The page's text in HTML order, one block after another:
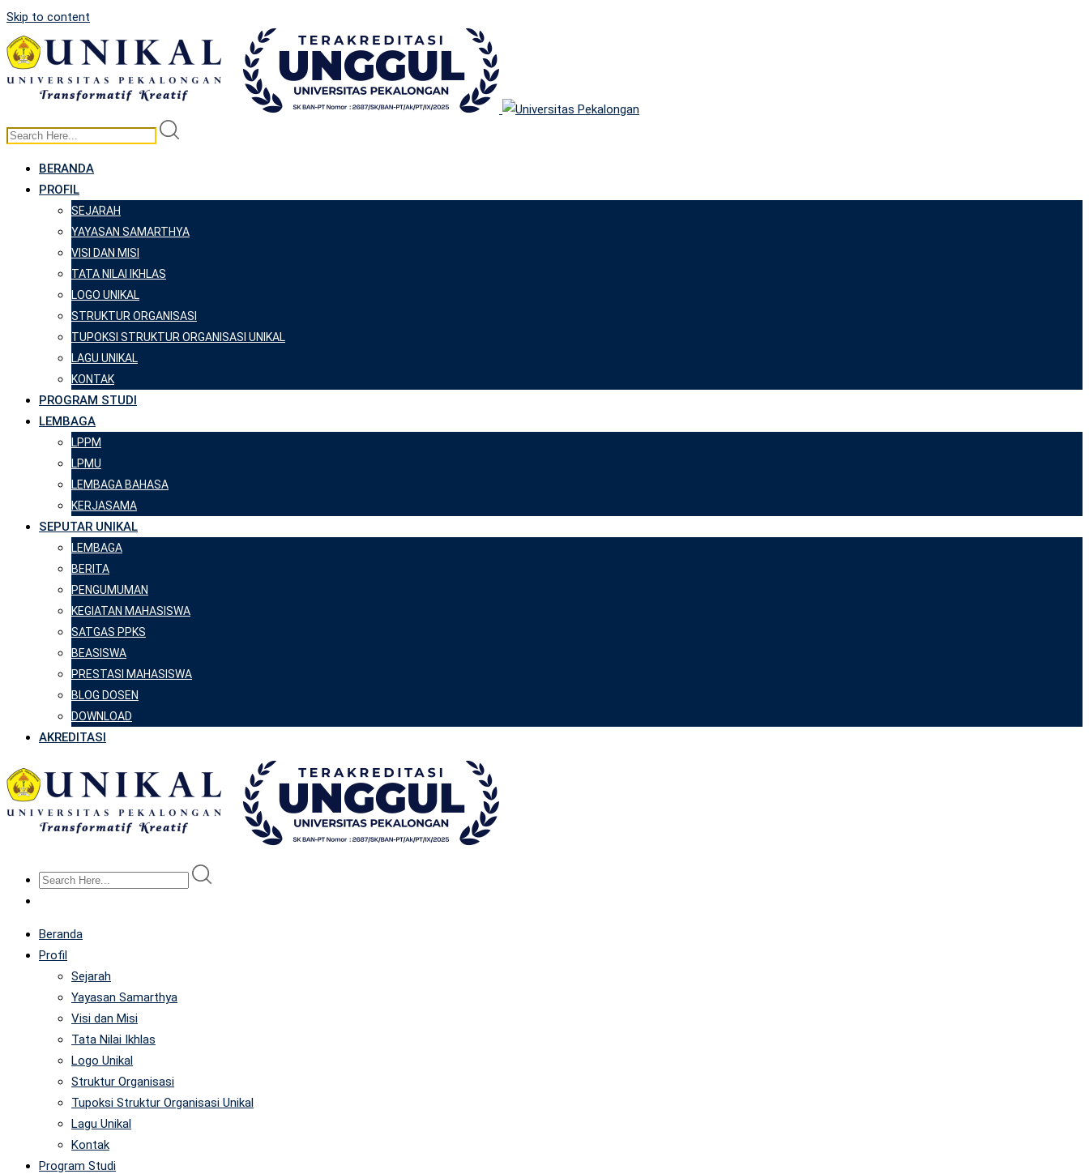
Skip to content
BERANDA
PROFIL
SEJARAH
YAYASAN SAMARTHYA
VISI DAN MISI
TATA NILAI IKHLAS
LOGO UNIKAL
STRUKTUR ORGANISASI
TUPOKSI STRUKTUR ORGANISASI UNIKAL
LAGU UNIKAL
KONTAK
PROGRAM STUDI
LEMBAGA
LPPM
LPMU
LEMBAGA BAHASA
KERJASAMA
SEPUTAR UNIKAL
LEMBAGA
BERITA
PENGUMUMAN
KEGIATAN MAHASISWA
SATGAS PPKS
BEASISWA
PRESTASI MAHASISWA
BLOG DOSEN
DOWNLOAD
AKREDITASI
Beranda
Profil
Sejarah
Yayasan Samarthya
Visi dan Misi
Tata Nilai Ikhlas
Logo Unikal
Struktur Organisasi
Tupoksi Struktur Organisasi Unikal
Lagu Unikal
Kontak
Program Studi